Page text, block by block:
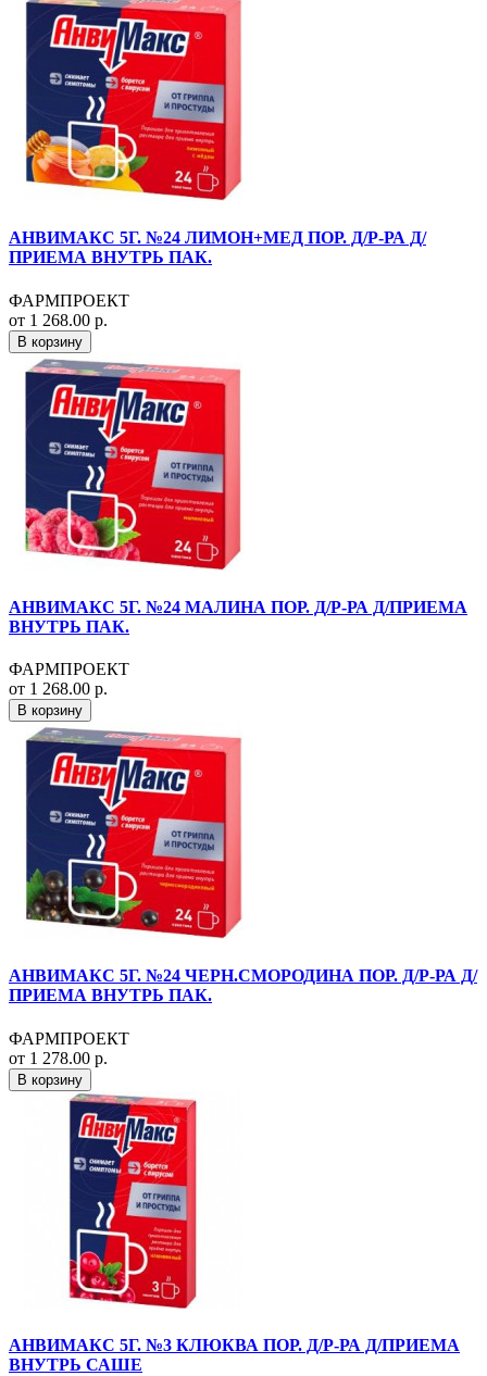
АНВИМАКС 5Г. №24 ЛИМОН+МЕД ПОР. Д/Р-РА Д/
ПРИЕМА ВНУТРЬ ПАК.
ФАРМПРОЕКТ
от 1 268.00 р.
В корзину
АНВИМАКС 5Г. №24 МАЛИНА ПОР. Д/Р-РА Д/ПРИЕМА
ВНУТРЬ ПАК.
ФАРМПРОЕКТ
от 1 268.00 р.
В корзину
АНВИМАКС 5Г. №24 ЧЕРН.СМОРОДИНА ПОР. Д/Р-РА Д/
ПРИЕМА ВНУТРЬ ПАК.
ФАРМПРОЕКТ
от 1 278.00 р.
В корзину
АНВИМАКС 5Г. №3 КЛЮКВА ПОР. Д/Р-РА Д/ПРИЕМА
ВНУТРЬ САШЕ